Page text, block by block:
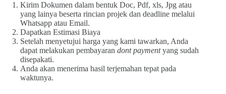
Kirim Dokumen dalam bentuk Doc, Pdf, xls, Jpg atau
yang lainya beserta rincian projek dan deadline melalui
Whatsapp atau Email.
Dapatkan Estimasi Biaya
Setelah menyetujui harga yang kami tawarkan, Anda
dapat melakukan pembayaran dont paymentyang sudah
disepakati.
Anda akan menerima hasil terjemahan tepat pada
waktunya.